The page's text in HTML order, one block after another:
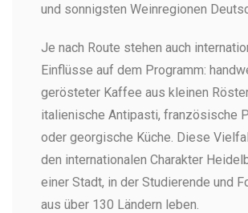
und sonnigsten Weinregionen
Je nach Route stehen auch
Einflüsse auf dem Programm:
gerösteter Kaffee aus kleinen
italienische Antipasti, französische
oder georgische Küche. Diese
den internationalen Charakter
einer Stadt, in der Studierende und
aus über 130 Ländern leben.